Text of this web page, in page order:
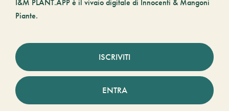
I&M PLANT.APP è il vivaio digitale di Innocenti & Mangoni
Piante.
ISCRIVITI
ENTRA